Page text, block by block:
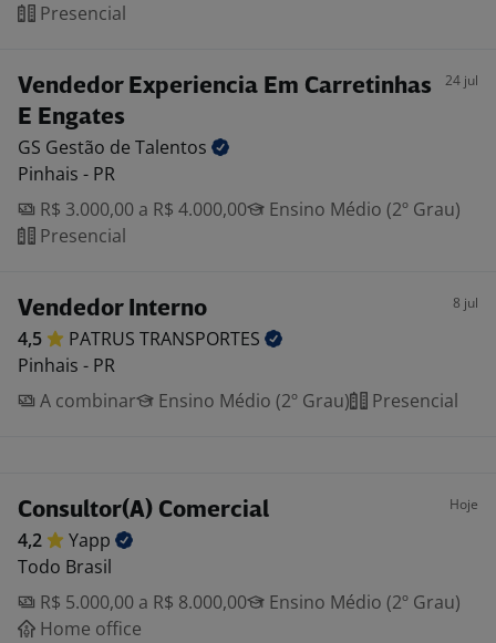
Presencial
Vendedor Experiencia Em Carretinhas
E Engates
24 jul
GS Gestão de Talentos
Pinhais - PR
R$ 3.000,00 a R$ 4.000,00
Ensino Médio (2º Grau)
Presencial
Vendedor Interno 8 jul
4,5 PATRUS TRANSPORTES
Pinhais - PR
A combinar
Ensino Médio (2º Grau) Presencial
Consultor(A) Comercial Hoje
4,2
Yapp
Todo Brasil
R$ 5.000,00 a R$ 8.000,00
Ensino Médio (2º Grau)
Home office